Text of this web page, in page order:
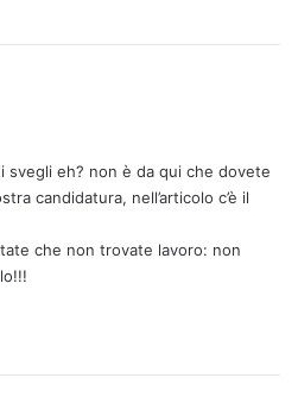
eh? non è da qui che dovete
candidatura, nell’articolo c’è il
che non trovate lavoro: non